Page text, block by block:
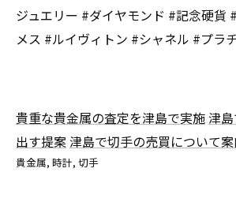
ジュエリー #ダイヤモンド #記念硬貨
メス #ルイヴィトン #シャネル #プラ
貴重な貴金属の査定を津島で実施 津
出す提案 津島で切手の売買について
貴金属 時計 切手